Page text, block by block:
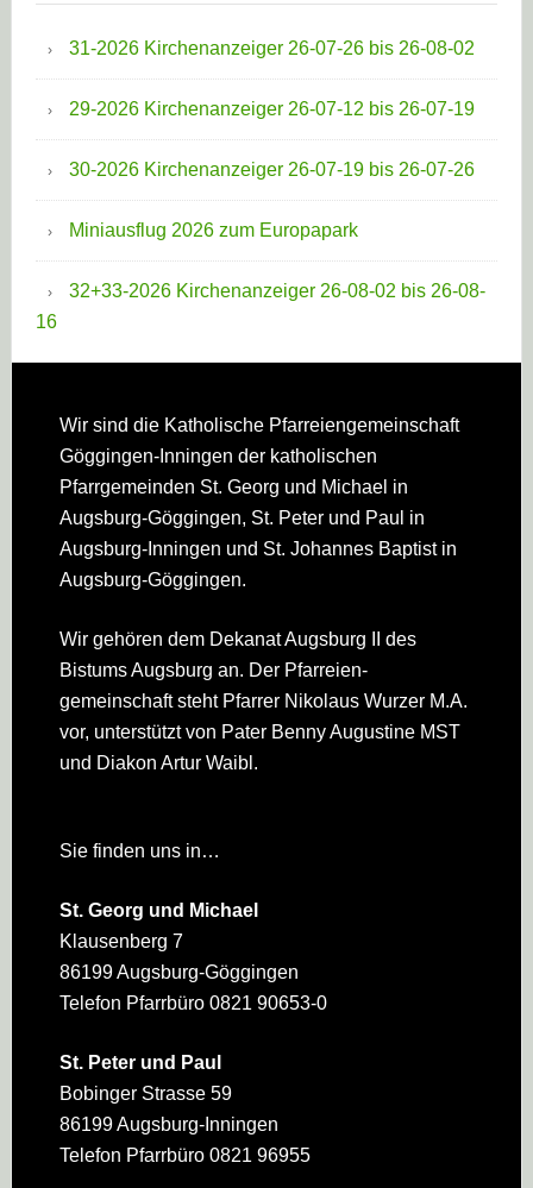
31-2026 Kirchenanzeiger 26-07-26 bis 26-08-02
29-2026 Kirchenanzeiger 26-07-12 bis 26-07-19
30-2026 Kirchenanzeiger 26-07-19 bis 26-07-26
Miniausflug 2026 zum Europapark
32+33-2026 Kirchenanzeiger 26-08-02 bis 26-08-
16
Footer
Wir sind die Katholische Pfarreien­gemeinschaft
Göggingen-Inningen der katholischen
Pfarrgemeinden St. Georg und Michael in
Augsburg-Göggingen, St. Peter und Paul in
Augsburg-Inningen und St. Johannes Baptist in
Augsburg-Göggingen.
Wir gehören dem Dekanat Augsburg II des
Bistums Augsburg an. Der Pfarreien­
gemeinschaft steht Pfarrer Nikolaus Wurzer M.A.
vor, unterstützt von Pater Benny Augustine MST
und Diakon Artur Waibl.
Sie finden uns in…
St. Georg und Michael
Klausenberg 7
86199 Augsburg-Göggingen
Telefon Pfarrbüro 0821 90653-0
St. Peter und Paul
Bobinger Strasse 59
86199 Augsburg-Inningen
Telefon Pfarrbüro 0821 96955